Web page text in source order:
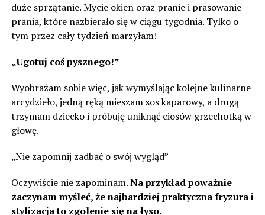
duże sprzątanie. Mycie okien oraz pranie i prasowanie
prania, które nazbierało się w ciągu tygodnia. Tylko o
tym przez cały tydzień marzyłam!
„Ugotuj coś pysznego!”
Wyobrażam sobie więc, jak wymyślając kolejne kulinarne
arcydzieło, jedną ręką mieszam sos kaparowy, a drugą
trzymam dziecko i próbuję uniknąć ciosów grzechotką w
głowę.
„Nie zapomnij zadbać o swój wygląd”
Oczywiście nie zapominam.Na przykład poważnie
zaczynam myśleć, że najbardziej praktyczna fryzura i
stylizacja to zgolenie się na łyso.